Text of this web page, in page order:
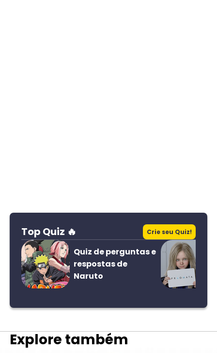
Top Quiz 🔥 Crie seu Quiz!
Quiz de perguntas e
respostas de
Naruto
Explore também